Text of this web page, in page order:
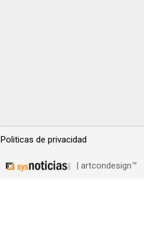
Politicas de privacidad
| artcondesign™